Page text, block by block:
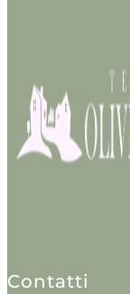
Contatti